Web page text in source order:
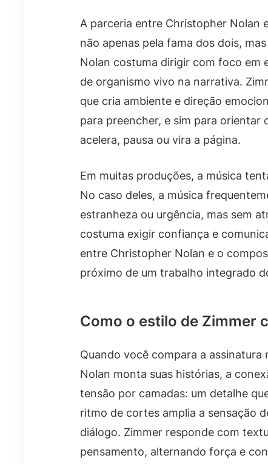
A parceria entre Christopher Nolan
não apenas pela fama dos dois,
Nolan costuma dirigir com foco em
de organismo vivo na narrativa.
que cria ambiente e direção
para preencher, e sim para orientar
acelera, pausa ou vira a página.
Em muitas produções, a música
No caso deles, a música
estranheza ou urgência, mas sem
costuma exigir confiança e
entre Christopher Nolan e o
próximo de um trabalho integrado
Como o estilo de Zimmer
Quando você compara a
Nolan monta suas histórias, a
tensão por camadas: um detalhe
ritmo de cortes amplia a sensação
diálogo. Zimmer responde com
pensamento, alternando força e